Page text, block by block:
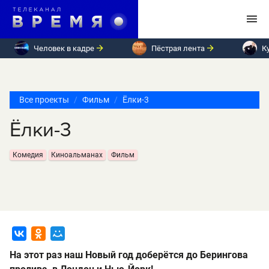
Человек в кадре Пёстрая лента
Все проекты Фильм Ёлки-3
Ёлки-3
Комедия Киноальманах Фильм
На этот раз наш Новый год доберётся до Берингова